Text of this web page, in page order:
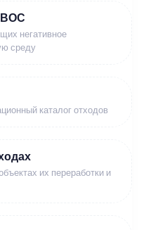
негативное
среду
каталог отходов
их переработки и